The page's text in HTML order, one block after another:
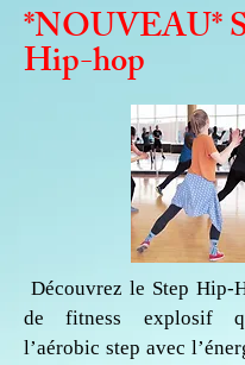
*NOUVEAU*
Hip-hop
Découvrez le Step Hip-
de fitness explosif
l’aérobic step avec